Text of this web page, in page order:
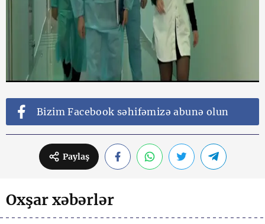
Bizim Facebook səhifəmizə abunə olun
Paylaş
Oxşar xəbərlər